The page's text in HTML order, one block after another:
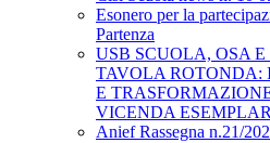
Esonero per la
Partenza
USB SCUOLA, OSA
TAVOLA
E
VICENDA
Anief Rassegna n.21/